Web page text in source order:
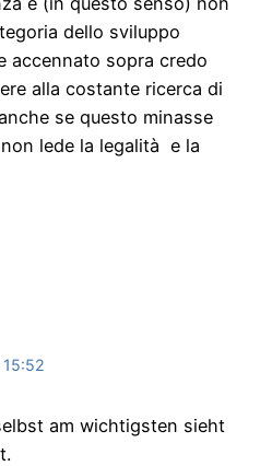
dello sviluppo
accennato sopra credo
alla costante ricerca di
se questo minasse
lede la legalità e la
15:52
am wichtigsten sieht